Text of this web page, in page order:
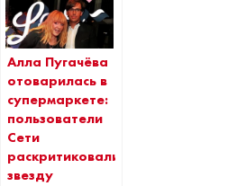
Алла Пугачёва
отоварилась в
супермаркете:
пользователи
Сети
раскритиковали
звезду